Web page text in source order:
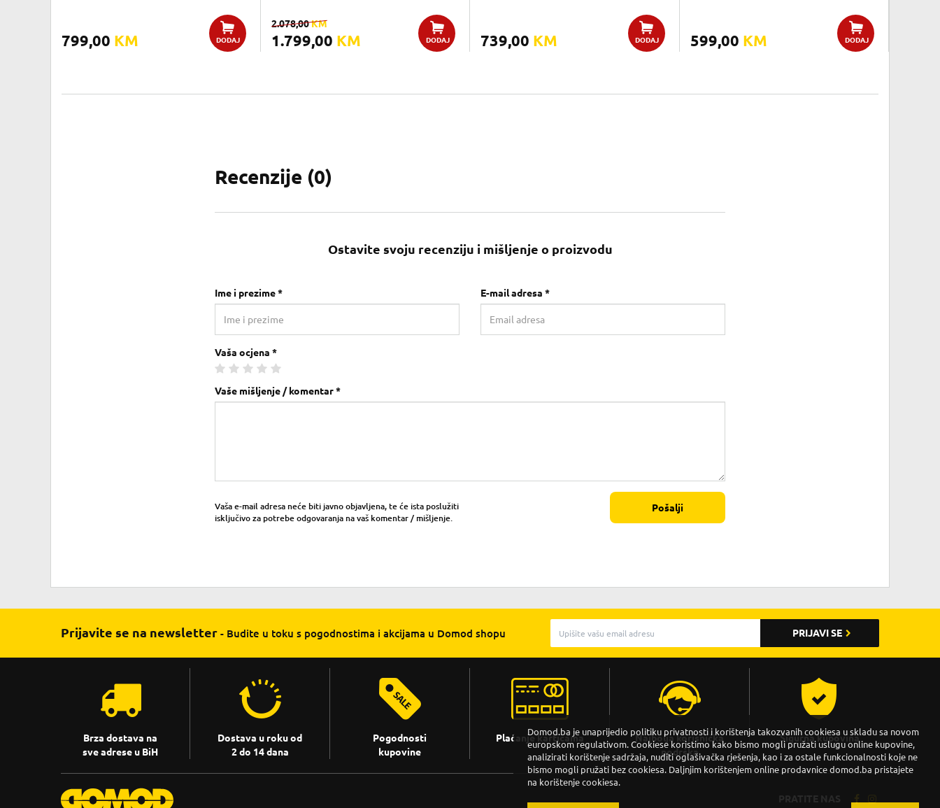
799,00 KM DODAJ 1.799,00 KM
2.078,00KM
DODAJ 739,00 KM DODAJ 599,00 KM DODAJ
Recenzije (0)
Ostavite svoju recenziju i mišljenje o proizvodu
Ime i prezime * E-mail adresa *
Vaša ocjena *
Vaše mišljenje / komentar *
Vaša e-mail adresa neće biti javno objavljena, te će ista poslužiti
isključivo za potrebe odgovaranja na vaš komentar / mišljenje.
Pošalji
Prijavite se na newsletter - Budite u toku s pogodnostima i akcijama u Domod shopu PRIJAVI SE
Brza dostava na
sve adrese u BiH
Dostava u roku od
2 do 14 dana
Pogodnosti
kupovine
Plaćanje karticama
Najbolja korisnička
podrška
Sigurna kupovina
PRATITE NAS
Domod.ba je unaprijedio politiku privatnosti i korištenja takozvanih cookiesa u skladu sa novom
europskom regulativom. Cookiese koristimo kako bismo mogli pružati uslugu online kupovine,
analizirati korištenje sadržaja, nuditi oglašivačka rješenja, kao i za ostale funkcionalnosti koje ne
bismo mogli pružati bez cookiesa. Daljnjim korištenjem online prodavnice domod.ba pristajete
na korištenje cookiesa.